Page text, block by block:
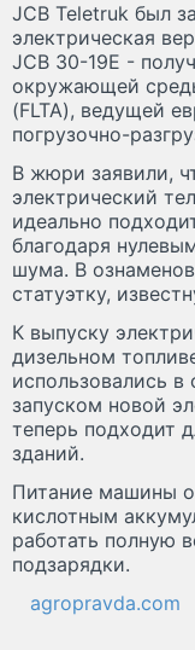
JCB Teletruk был
электрическая
JCB 30-19E -
окружающей
(FLTA), ведущей
погрузочно-
В жюри заявили,
электрический
идеально
благодаря
шума. В
статуэтку,
К выпуску
дизельном
использовались
запуском новой
теперь подходит
зданий.
Питание машины
кислотным
работать полную
подзарядки.
agropravda.com